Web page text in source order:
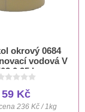
okrový 0684
vodová V
0,25 kg
59 Kč
236 Kč / 1kg